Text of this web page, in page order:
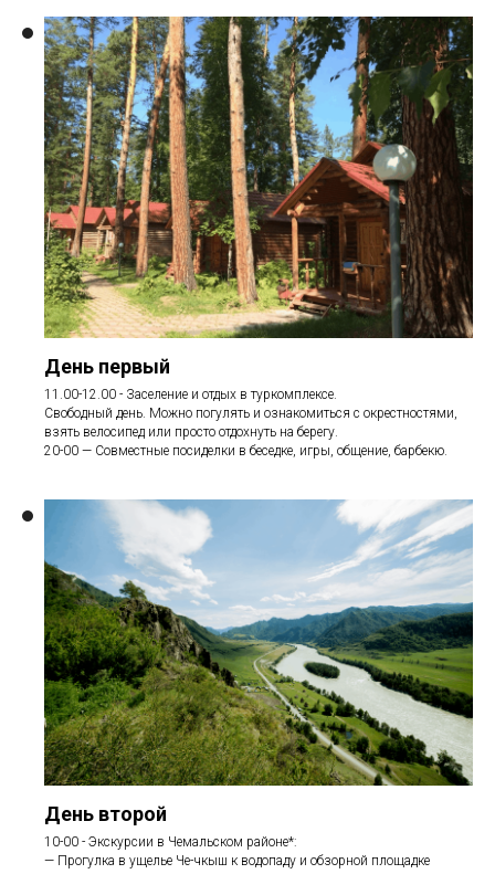
День первый
11.00-12.00 - Заселение и отдых в туркомплексе.
Свободный день. Можно погулять и ознакомиться с окрестностями,
взять велосипед или просто отдохнуть на берегу.
20-00 — Совместные посиделки в беседке, игры, общение, барбекю.
День второй
10-00 - Экскурсии в Чемальском районе*:
— Прогулка в ущелье Че-чкыш к водопаду и обзорной площадке